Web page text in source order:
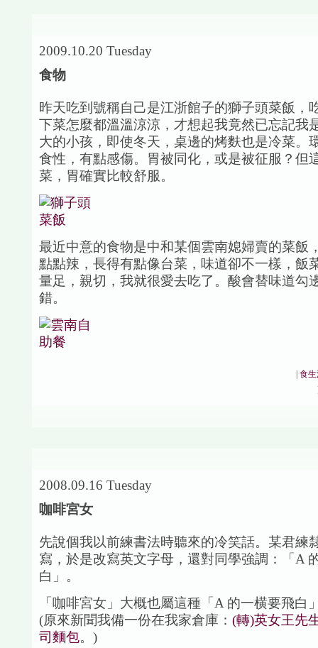
2009.10.20 Tuesday
食物
昨天吃到號稱自己是江浙館子的獅子頭菜飯，
下菜怎麼都溫溫涼涼，才想起我竟然已忘記我
大的小孩，即使冬天，桌邊的烤麩也是冷菜。
食性，有點感傷。胃被同化，或是被征服？但
菜，胃確實比較舒服。
最近中意的食物是中和某個雲南媳婦賣的菜飯
點點辣，長得有點像台菜，味道卻不一樣，飯
量足，親切，我就很愛去吃了。酸會替味道勾
錯。
|食
2008.09.16 Tuesday
咖啡宮女
先說個我以前練書法時聽來的冷笑話。某君練
寫，於是改寫英文字母，還對同學強調：「A
白」。
「咖啡宮女」大概也屬這種「A 的一横要飛白
(原來新聞我備一份在我家倉庫： (轉)英女王先
司麵包。)